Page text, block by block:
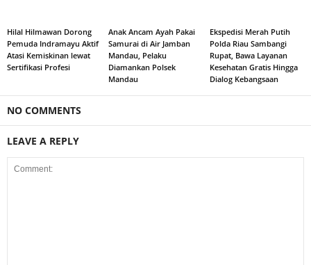
Hilal Hilmawan Dorong
Pemuda Indramayu Aktif
Atasi Kemiskinan lewat
Sertifikasi Profesi
Anak Ancam Ayah Pakai
Samurai di Air Jamban
Mandau, Pelaku
Diamankan Polsek
Mandau
Ekspedisi Merah Putih
Polda Riau Sambangi
Rupat, Bawa Layanan
Kesehatan Gratis Hingga
Dialog Kebangsaan
NO COMMENTS
LEAVE A REPLY